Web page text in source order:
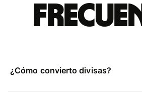
¿Cómo convierto divisas?